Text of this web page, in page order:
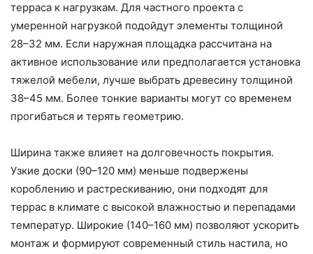
терраса к нагрузкам. Для частного проекта с
умеренной нагрузкой подойдут элементы толщиной
28–32 мм. Если наружная площадка рассчитана на
активное использование или предполагается установка
тяжелой мебели, лучше выбрать древесину толщиной
38–45 мм. Более тонкие варианты могут со временем
прогибаться и терять геометрию.
Ширина также влияет на долговечность покрытия.
Узкие доски (90–120 мм) меньше подвержены
короблению и растрескиванию, они подходят для
террас в климате с высокой влажностью и перепадами
температур. Широкие (140–160 мм) позволяют ускорить
монтаж и формируют современный стиль настила, но